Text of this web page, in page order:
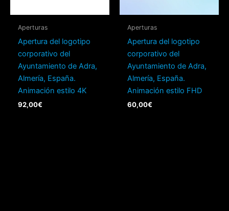
Aperturas
Apertura del logotipo
corporativo del
Ayuntamiento de Adra,
Almería, España.
Animación estilo 4K
92,00€
Aperturas
Apertura del logotipo
corporativo del
Ayuntamiento de Adra,
Almería, España.
Animación estilo FHD
60,00€